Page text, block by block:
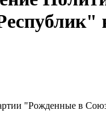
"Рожденные в